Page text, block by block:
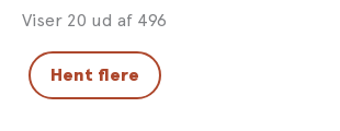
Viser 20 ud af 496
Hent flere